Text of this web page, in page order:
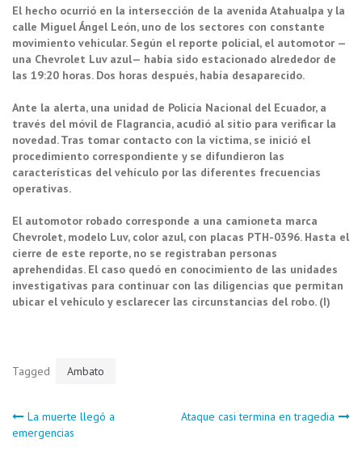
El hecho ocurrió en la intersección de la avenida Atahualpa y la
calle Miguel Ángel León, uno de los sectores con constante
movimiento vehicular. Según el reporte policial, el automotor —
una Chevrolet Luv azul— había sido estacionado alrededor de
las 19:20 horas. Dos horas después, había desaparecido.
Ante la alerta, una unidad de Policía Nacional del Ecuador, a
través del móvil de Flagrancia, acudió al sitio para verificar la
novedad. Tras tomar contacto con la víctima, se inició el
procedimiento correspondiente y se difundieron las
características del vehículo por las diferentes frecuencias
operativas.
El automotor robado corresponde a una camioneta marca
Chevrolet, modelo Luv, color azul, con placas PTH-0396. Hasta el
cierre de este reporte, no se registraban personas
aprehendidas. El caso quedó en conocimiento de las unidades
investigativas para continuar con las diligencias que permitan
ubicar el vehículo y esclarecer las circunstancias del robo. (I)
Tagged Ambato
Navegación
La muerte llegó a
emergencias
Ataque casi termina en tragedia